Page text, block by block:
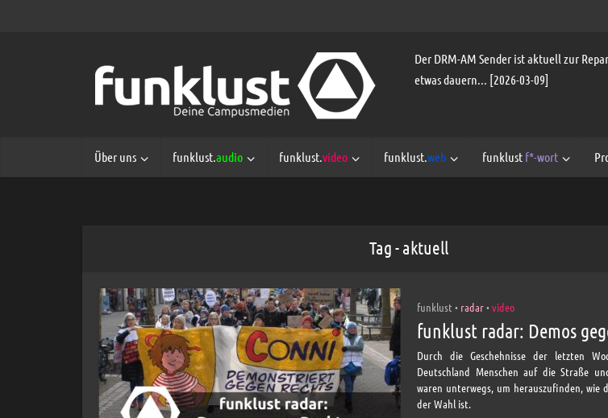
Der DRM-AM Sender ist aktuell zur
etwas dauern... [2026-03-09]
Über uns funklust.audio funklust.video funklust.web funklust f*-wort
Tag - aktuell
funklust • radar•video
funklust radar: Demos
Durch die Geschehnisse der letzten
Deutschland Menschen auf die Straße
waren unterwegs, um herauszufinden, wie
der Wahl ist.